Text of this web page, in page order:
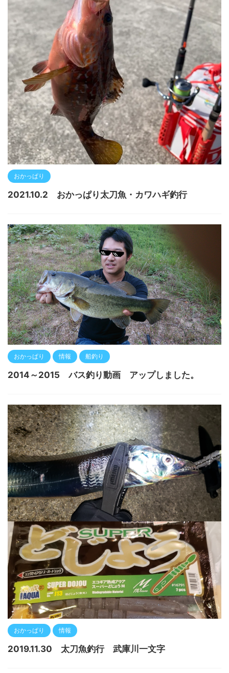
おかっぱり
2021.10.2 おかっぱり太刀魚・カワハギ釣行
おかっぱり 情報 船釣り
2014～2015 バス釣り動画 アップしました。
おかっぱり 情報
2019.11.30 太刀魚釣行 武庫川一文字